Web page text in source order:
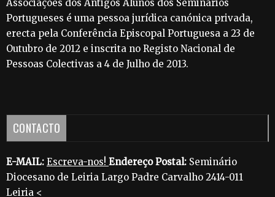
Associações dos Antigos Alunos dos Seminários
Portugueses é uma pessoa jurídica canónica privada,
erecta pela Conferência Episcopal Portuguesa a 23 de
Outubro de 2012 e inscrita no Registo Nacional de
Pessoas Colectivas a 4 de Julho de 2013.
CONTACTO
E-MAIL: Escreva-nos! Endereço Postal: Seminário
Diocesano de Leiria Largo Padre Carvalho 2414-011
Leiria <